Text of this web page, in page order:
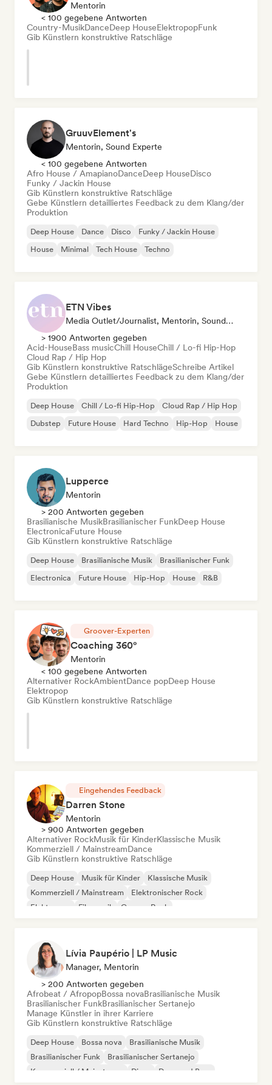
Mentorin
< 100 gegebene Antworten
Country-MusikDanceDeep HouseElektropopFunk
Gib Künstlern konstruktive Ratschläge
GruuvElement's
Mentorin, Sound Experte
< 100 gegebene Antworten
Afro House / AmapianoDanceDeep HouseDisco
Funky / Jackin House
Gib Künstlern konstruktive Ratschläge
Gebe Künstlern detailliertes Feedback zu dem Klang/der
Produktion
Deep House Dance Disco
Funky / Jackin House
House
Minimal Tech House Techno
ETN Vibes
Media Outlet/Journalist, Mentorin, Sound Experte
> 1900 Antworten gegeben
Acid-HouseBass musicChill HouseChill / Lo-fi Hip-Hop
Cloud Rap / Hip Hop
Gib Künstlern konstruktive RatschlägeSchreibe Artikel
Gebe Künstlern detailliertes Feedback zu dem Klang/der
Produktion
Deep House Chill / Lo-fi Hip-Hop
Cloud Rap / Hip Hop
Dubstep
Future House Hard Techno Hip-Hop House
Lupperce
Mentorin
> 200 Antworten gegeben
Brasilianische MusikBrasilianischer FunkDeep House
ElectronicaFuture House
Gib Künstlern konstruktive Ratschläge
Deep House Brasilianische Musik
Brasilianischer Funk
Electronica
Future House Hip-Hop House R&B
Groover-Experten
Coaching 360°
Mentorin
< 100 gegebene Antworten
Alternativer RockAmbientDance popDeep House
Elektropop
Gib Künstlern konstruktive Ratschläge
Eingehendes Feedback
Darren Stone
Mentorin
> 900 Antworten gegeben
Alternativer RockMusik für KinderKlassische Musik
Kommerziell / MainstreamDance
Gib Künstlern konstruktive Ratschläge
Deep House Musik für Kinder
Klassische Musik
Kommerziell / Mainstream
Elektronischer Rock
Elektropop
Filmmusik Garage-Rock
Lívia Paupério | LP Music
Manager, Mentorin
> 200 Antworten gegeben
Afrobeat / AfropopBossa novaBrasilianische Musik
Brasilianischer FunkBrasilianischer Sertanejo
Manage Künstler in ihrer Karriere
Gib Künstlern konstruktive Ratschläge
Deep House Bossa nova
Brasilianische Musik
Brasilianischer Funk
Brasilianischer Sertanejo
Kommerziell / Mainstream
Disco Drum and Bass